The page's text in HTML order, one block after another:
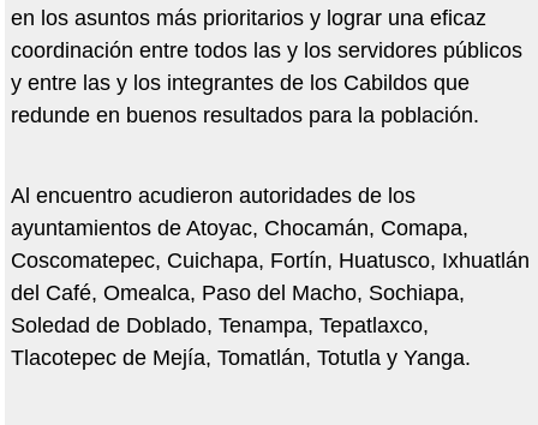
en los asuntos más prioritarios y lograr una eficaz
coordinación entre todos las y los servidores públicos
y entre las y los integrantes de los Cabildos que
redunde en buenos resultados para la población.
Al encuentro acudieron autoridades de los
ayuntamientos de Atoyac, Chocamán, Comapa,
Coscomatepec, Cuichapa, Fortín, Huatusco, Ixhuatlán
del Café, Omealca, Paso del Macho, Sochiapa,
Soledad de Doblado, Tenampa, Tepatlaxco,
Tlacotepec de Mejía, Tomatlán, Totutla y Yanga.